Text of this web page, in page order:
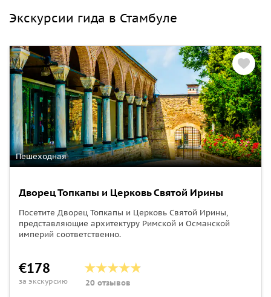
Экскурсии гида в Стамбуле
Пешеходная
Дворец Топкапы и Церковь Святой Ирины
Посетите Дворец Топкапы и Церковь Святой Ирины,
представляющие архитектуру Римской и Османской
империй соответственно.
€178
за экскурсию 20 отзывов